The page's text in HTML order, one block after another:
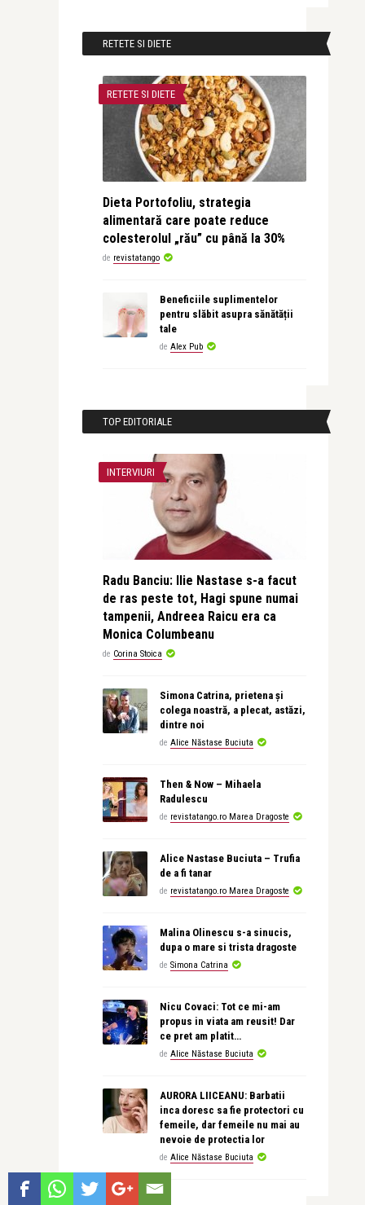
RETETE SI DIETE
RETETE SI DIETE
Dieta Portofoliu, strategia
alimentară care poate reduce
colesterolul „rău” cu până la 30%
de revistatango
Beneficiile suplimentelor
pentru slăbit asupra sănătății
tale
de Alex Pub
TOP EDITORIALE
INTERVIURI
Radu Banciu: Ilie Nastase s-a facut
de ras peste tot, Hagi spune numai
tampenii, Andreea Raicu era ca
Monica Columbeanu
de Corina Stoica
Simona Catrina, prietena și
colega noastră, a plecat, astăzi,
dintre noi
de Alice Năstase Buciuta
Then & Now – Mihaela
Radulescu
de revistatango.ro Marea Dragoste
Alice Nastase Buciuta – Trufia
de a fi tanar
de revistatango.ro Marea Dragoste
Malina Olinescu s-a sinucis,
dupa o mare si trista dragoste
de Simona Catrina
Nicu Covaci: Tot ce mi-am
propus in viata am reusit! Dar
ce pret am platit…
de Alice Năstase Buciuta
AURORA LIICEANU: Barbatii
inca doresc sa fie protectori cu
femeile, dar femeile nu mai au
nevoie de protectia lor
de Alice Năstase Buciuta